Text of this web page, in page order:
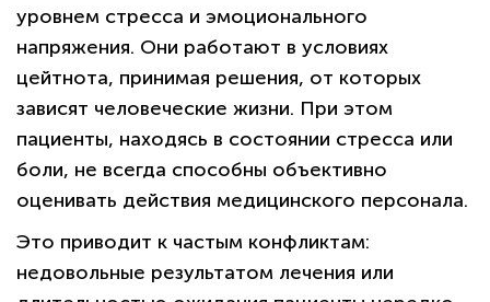
уровнем стресса и эмоционального
напряжения. Они работают в условиях
цейтнота, принимая решения, от которых
зависят человеческие жизни. При этом
пациенты, находясь в состоянии стресса или
боли, не всегда способны объективно
оценивать действия медицинского персонала.
Это приводит к частым конфликтам:
недовольные результатом лечения или